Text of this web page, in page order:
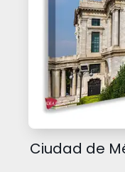
Ciudad de